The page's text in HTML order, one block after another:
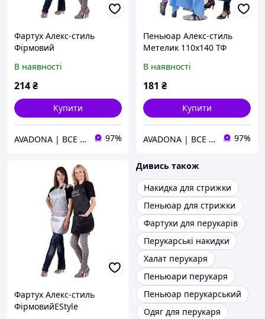
Фартух Алекс-стиль
Фірмовий
В наявності
214₴
Купити
AVADONA | ВСЕ ДЛЯ КРАСИ 97%
Пеньюар Алекс-стиль
Метелик 110х140 ТФ
В наявності
181 ₴
Купити
AVADONA | ВСЕ ДЛЯ КРАСИ 97%
Фартух Алекс-стиль
ФірмовийEStyle
Дивись також
Накидка для стрижки
Пеньюар для стрижки
Фартухи для перукарів
Перукарські накидки
Халат перукаря
Пеньюари перукаря
Пеньюар перукарський
Одяг для перукаря